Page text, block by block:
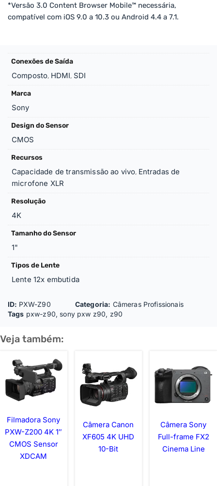
*Versão 3.0 Content Browser Mobile™ necessária,
compatível com iOS 9.0 a 10.3 ou Android 4.4 a 7.1.
Conexões de Saída
Composto, HDMI, SDI
Marca
Sony
Design do Sensor
CMOS
Recursos
Capacidade de transmissão ao vivo, Entradas de
microfone XLR
Resolução
4K
Tamanho do Sensor
1"
Tipos de Lente
Lente 12x embutida
ID: PXW-Z90 Categoria: Câmeras Profissionais
Tags pxw-z90, sony pxw z90, z90
Veja também:
Filmadora Sony
PXW-Z200 4K 1″
CMOS Sensor
XDCAM
Câmera Canon
XF605 4K UHD
10-Bit
Câmera Sony
Full-frame FX2
Cinema Line